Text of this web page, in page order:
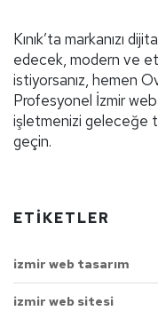
Kınık’ta markanızı
edecek, modern ve
istiyorsanız, hemen
Profesyonel İzmir web
işletmenizi geleceğe
geçin.
ETIKETLER
izmir web tasarım
izmir web sitesi